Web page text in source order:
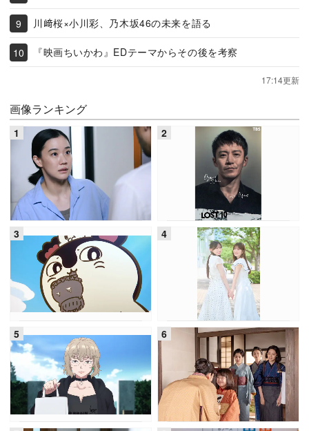
川﨑桜×小川彩、乃木坂46の未来を語る
『映画ちいかわ』EDテーマからその後を考察
17:14更新
画像ランキング